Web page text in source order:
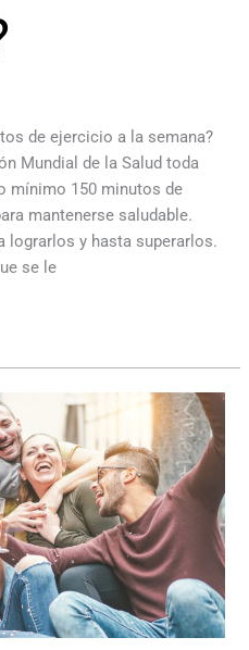
de ejercicio a la semana?
Mundial de la Salud toda
mínimo 150 minutos de
mantenerse saludable.
lograrlos y hasta superarlos.
se le